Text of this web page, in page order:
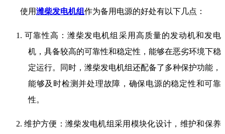
使用潍柴发电机组作为备用电源的好处有以下几点：
1.可靠性高：潍柴发电机组采用高质量的发动机和发电
机，具备较高的可靠性和稳定性，能够在恶劣环境下稳
定运行。同时，潍柴发电机组还配备了多种保护功能，
能够及时检测并处理故障，确保电源的稳定性和可靠
性。
2.维护方便：潍柴发电机组采用模块化设计，维护和保养